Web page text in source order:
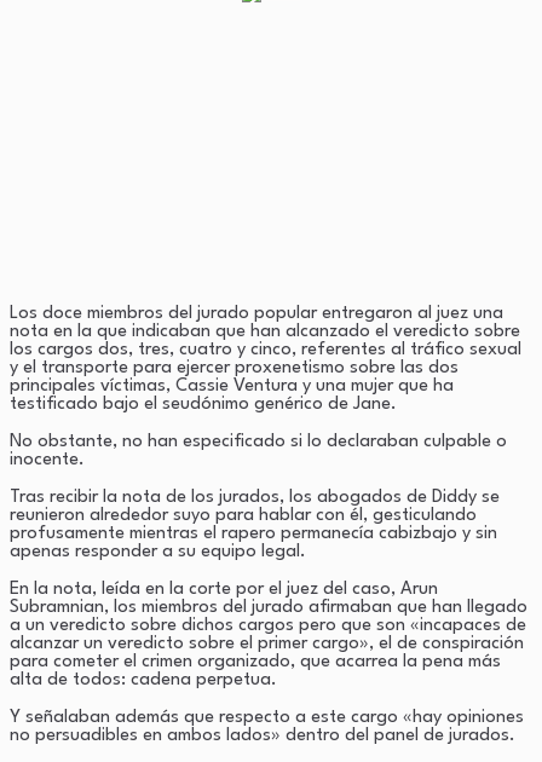
Los doce miembros del jurado popular entregaron al juez una
nota en la que indicaban que han alcanzado el veredicto sobre
los cargos dos, tres, cuatro y cinco, referentes al tráfico sexual
y el transporte para ejercer proxenetismo sobre las dos
principales víctimas, Cassie Ventura y una mujer que ha
testificado bajo el seudónimo genérico de Jane.
No obstante, no han especificado si lo declaraban culpable o
inocente.
Tras recibir la nota de los jurados, los abogados de Diddy se
reunieron alrededor suyo para hablar con él, gesticulando
profusamente mientras el rapero permanecía cabizbajo y sin
apenas responder a su equipo legal.
En la nota, leída en la corte por el juez del caso, Arun
Subramnian, los miembros del jurado afirmaban que han llegado
a un veredicto sobre dichos cargos pero que son «incapaces de
alcanzar un veredicto sobre el primer cargo», el de conspiración
para cometer el crimen organizado, que acarrea la pena más
alta de todos: cadena perpetua.
Y señalaban además que respecto a este cargo «hay opiniones
no persuadibles en ambos lados» dentro del panel de jurados.